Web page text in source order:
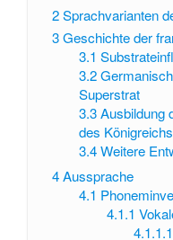
2Sprachvarianten
3Geschichte der
3.1
3.2
Superstrat
3.3 Ausbildung
des
3.4 Weitere
4Aussprache
4.1
4.1.1
4.1.1.1